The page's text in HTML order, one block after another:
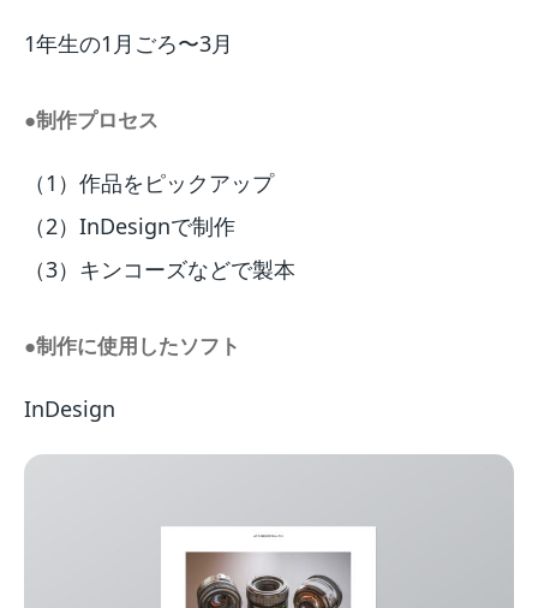
1年生の1月ごろ〜3月
●制作プロセス
（1）作品をピックアップ
（2）InDesignで制作
（3）キンコーズなどで製本
●制作に使用したソフト
InDesign